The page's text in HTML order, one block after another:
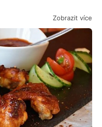
Zobrazit více